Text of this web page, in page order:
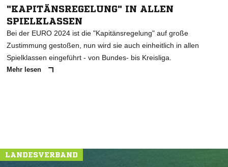
"KAPITÄNSREGELUNG" IN ALLEN
SPIELKLASSEN
Bei der EURO 2024 ist die "Kapitänsregelung" auf große
Zustimmung gestoßen, nun wird sie auch einheitlich in allen
Spielklassen eingeführt - von Bundes- bis Kreisliga.
Mehr lesen
LANDESVERBAND